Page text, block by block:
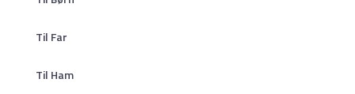
Til Far
Til Ham